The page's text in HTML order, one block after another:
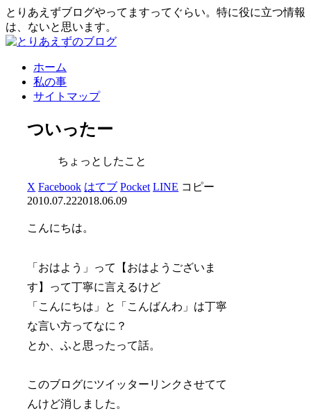
とりあえずブログやってますってぐらい。特に役に立つ情報
は、ないと思います。
ホーム
私の事
サイトマップ
ついったー
ちょっとしたこと
X Facebook はてブ Pocket LINE コピー
2010.07.222018.06.09
こんにちは。
「おはよう」って【おはようございま
す】って丁寧に言えるけど
「こんにちは」と「こんばんわ」は丁寧
な言い方ってなに？
とか、ふと思ったって話。
このブログにツイッターリンクさせてて
んけど消しました。